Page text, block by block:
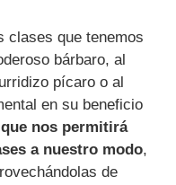
clases que tenemos
bárbaro, al
pícaro o al
en su beneficio
nos permitirá
a nuestro modo,
de